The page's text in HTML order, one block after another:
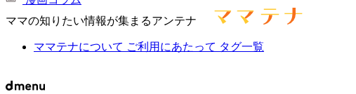
ママの知りたい情報が集まるアンテナ
ママテナについて ご利用にあたって タグ一覧